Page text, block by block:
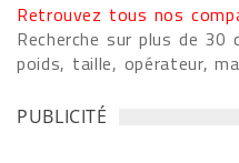
Retrouvez tous nos
Recherche sur plus de
poids, taille, opérateur,
PUBLICITÉ